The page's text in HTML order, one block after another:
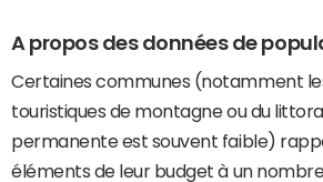
A propos des données de
Certaines communes (notamment
touristiques de montagne ou du
permanente est souvent faible)
éléments de leur budget à un